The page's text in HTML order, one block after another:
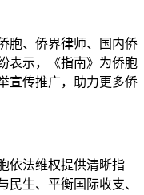
、侨界律师、国内侨
表示，《指南》为侨胞
宣传推广，助力更多侨
法维权提供清晰指
民生、平衡国际收支、